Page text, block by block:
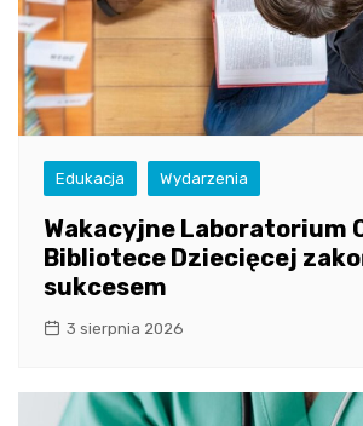
Edukacja Wydarzenia
Wakacyjne Laboratorium
Bibliotece Dziecięcej
sukcesem
3 sierpnia 2026